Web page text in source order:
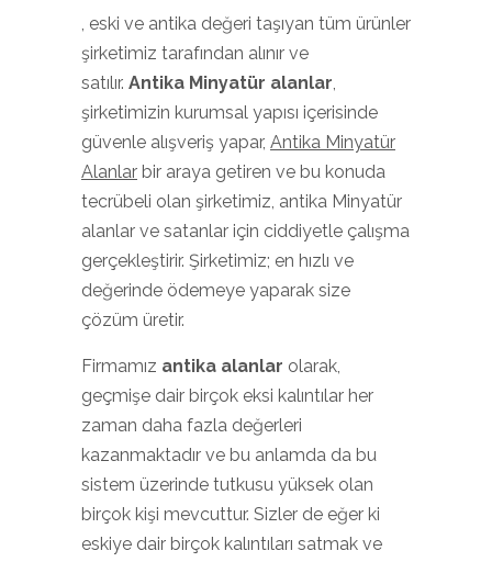
, eski ve antika değeri taşıyan tüm ürünler
şirketimiz tarafından alınır ve
satılır. Antika Minyatür alanlar,
şirketimizin kurumsal yapısı içerisinde
güvenle alışveriş yapar, Antika Minyatür
Alanlar bir araya getiren ve bu konuda
tecrübeli olan şirketimiz, antika Minyatür
alanlar ve satanlar için ciddiyetle çalışma
gerçekleştirir. Şirketimiz; en hızlı ve
değerinde ödemeye yaparak size
çözüm üretir.
Firmamız antika alanlar olarak,
geçmişe dair birçok eksi kalıntılar her
zaman daha fazla değerleri
kazanmaktadır ve bu anlamda da bu
sistem üzerinde tutkusu yüksek olan
birçok kişi mevcuttur. Sizler de eğer ki
eskiye dair birçok kalıntıları satmak ve